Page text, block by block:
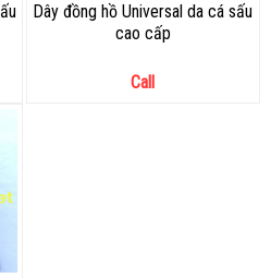
Dây đồng hồ Universal da cá sấu
cao cấp
Call